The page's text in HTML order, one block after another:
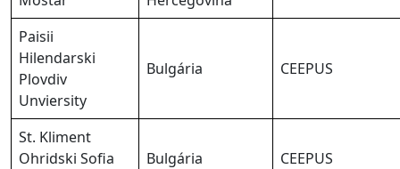
Paisii
Hilendarski
Plovdiv
Unviersity
Bulgária CEEPUS
St. Kliment
Ohridski Sofia
Bulgária CEEPUS